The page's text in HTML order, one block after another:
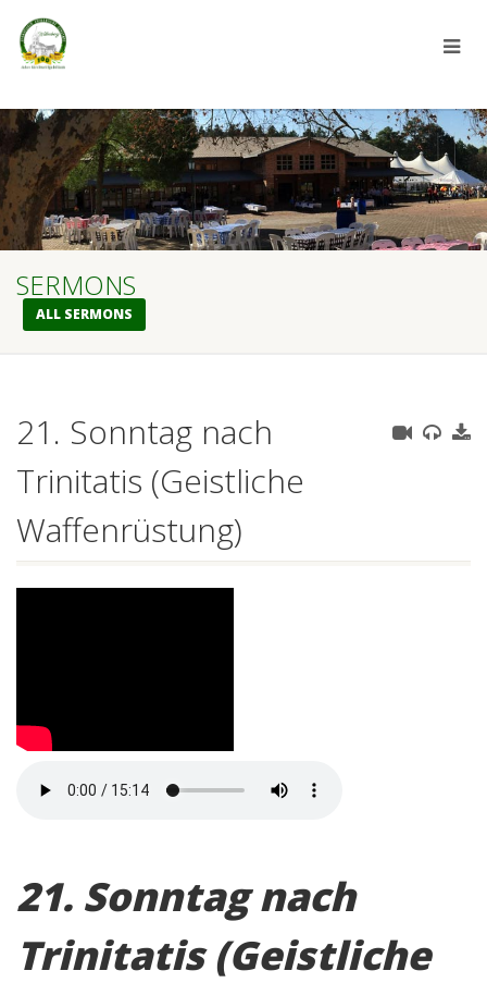
SERMONS
ALL SERMONS
21. Sonntag nach
Trinitatis (Geistliche
Waffenrüstung)
21. Sonntag nach
Trinitatis (Geistliche